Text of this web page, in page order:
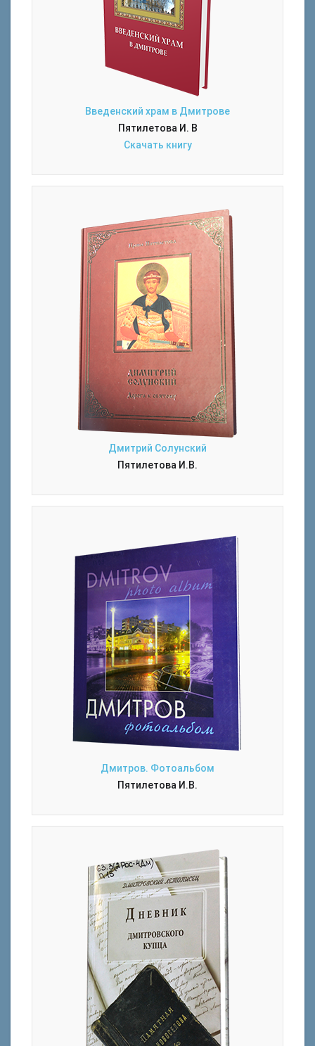
Введенский храм в Дмитрове
Пятилетова И. В
Скачать книгу
Дмитрий Солунский
Пятилетова И.В.
Дмитров. Фотоальбом
Пятилетова И.В.